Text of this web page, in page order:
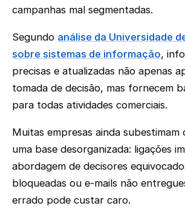
campanhas mal segmentadas.
Segundo análise da Universidade
sobre sistemas de informação,
precisas e atualizadas não apenas
tomada de decisão, mas fornecem
para todas atividades comerciais.
Muitas empresas ainda subestimam
uma base desorganizada: ligações
abordagem de decisores
bloqueadas ou e-mails não
errado pode custar caro.